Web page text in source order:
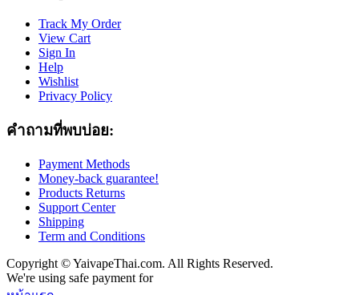
Track My Order
View Cart
Sign In
Help
Wishlist
Privacy Policy
คำถามที่พบบ่อย:
Payment Methods
Money-back guarantee!
Products Returns
Support Center
Shipping
Term and Conditions
Copyright © YaivapeThai.com. All Rights Reserved.
We're using safe payment for